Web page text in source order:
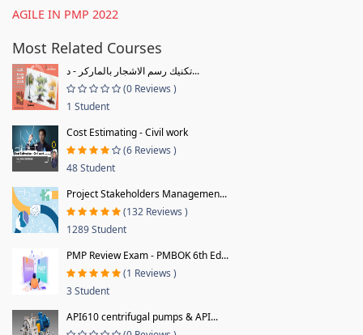
AGILE IN PMP 2022
Most Related Courses
تكنيك رسم الاشجار بالماركر - د...
(0 Reviews )
1 Student
Cost Estimating - Civil work
(6 Reviews )
48 Student
Project Stakeholders Managemen...
(132 Reviews )
1289 Student
PMP Review Exam - PMBOK 6th Ed...
(1 Reviews )
3 Student
API610 centrifugal pumps & API...